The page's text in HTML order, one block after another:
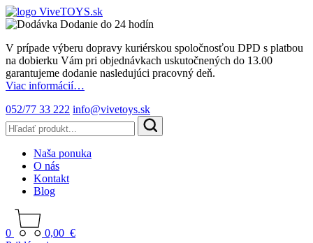
Dodanie do 24 hodín
V prípade výberu dopravy kuriérskou spoločnosťou DPD s platbou
na dobierku Vám pri objednávkach uskutočnených do 13.00
garantujeme dodanie nasledujúci pracovný deň.
Viac informácií…
052/77 33 222 info@vivetoys.sk
Naša ponuka
O nás
Kontakt
Blog
0 0,00 €